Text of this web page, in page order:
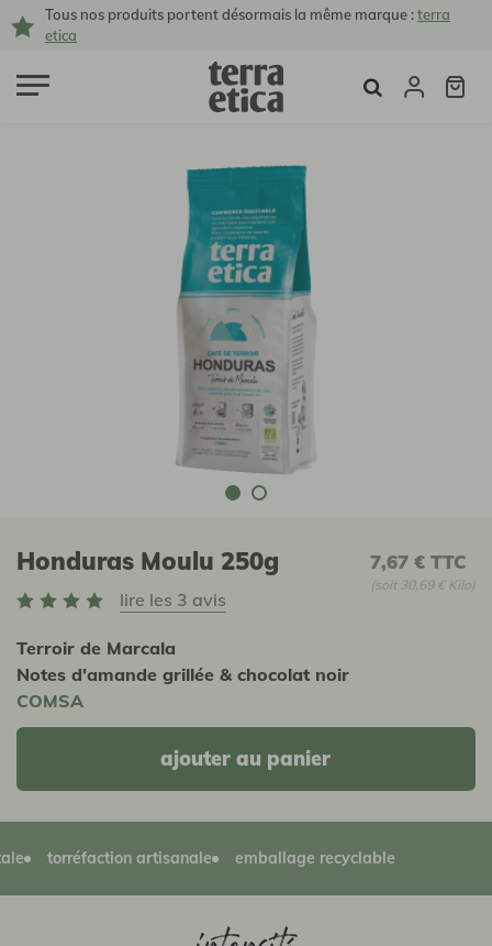
Tous nos produits portent désormais la même marque :terra
etica
Honduras Moulu 250g
lire les 3 avis
Terroir de Marcala
Notes d'amande grillée & chocolat noir
COMSA
7,67 € TTC
(soit 30,69 € Kilo)
ajouter au panier
torréfaction artisanale emballage recyclable